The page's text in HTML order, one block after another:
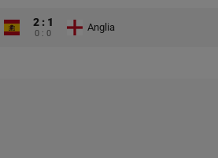
2 : 1
0 : 0
Anglia